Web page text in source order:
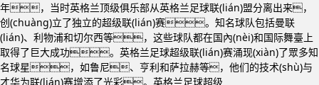
年，当时英格兰顶级俱乐部从英格兰足球联(lián)盟分离出来，
创(chuàng)立了独立的超级联(lián)赛。知名球队包括曼联
(lián)、利物浦和切尔西等，这些球队都在国內(nèi)和国际舞臺上
取得了巨大成功。英格兰足球超级联(lián)赛涌现(xiàn)了眾多知
名球星，如鲁尼、亨利和萨拉赫等，他们的技术(shù)与
才华为联(lián)赛增添了光彩。英格兰足球超级